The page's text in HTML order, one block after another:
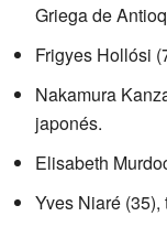
Griega de
Frigyes Hollósi
Nakamura
japonés.
Elisabeth
Yves Niaré